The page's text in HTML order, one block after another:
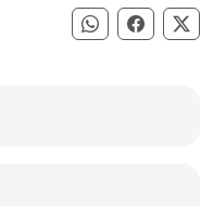
Compartir